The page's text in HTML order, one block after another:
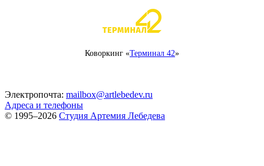
Коворкинг «Терминал 42»
Электропочта: mailbox@artlebedev.ru
Адреса и телефоны
© 1995–2026 Студия Артемия Лебедева